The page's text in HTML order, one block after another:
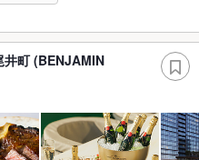
町 (BENJAMIN